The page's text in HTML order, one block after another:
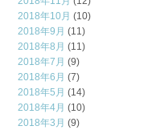
2018年10月 (10)
2018年9月 (11)
2018年8月 (11)
2018年7月 (9)
2018年6月 (7)
2018年5月 (14)
2018年4月 (10)
2018年3月 (9)